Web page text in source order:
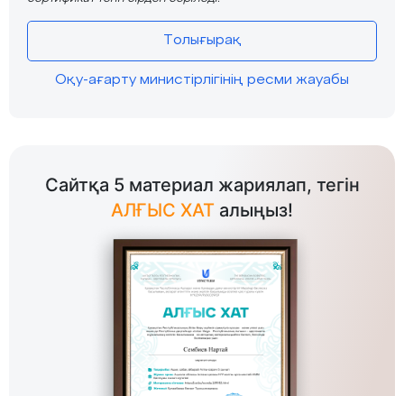
Толығырақ
Оқу-ағарту министірлігінің ресми жауабы
Сайтқа 5 материал жариялап, тегін
АЛҒЫС ХАТ алыңыз!